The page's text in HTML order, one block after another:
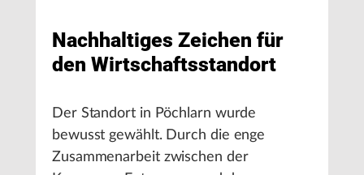
Nachhaltiges Zeichen für
den Wirtschaftsstandort
Der Standort in Pöchlarn wurde
bewusst gewählt. Durch die enge
Zusammenarbeit zwischen der